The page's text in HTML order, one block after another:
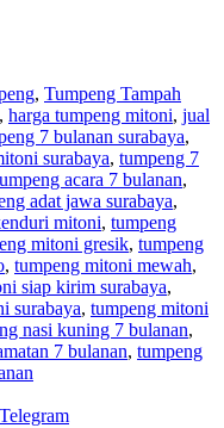
, Tumpeng Tampah
, harga tumpeng mitoni, jual
7 bulanan surabaya,
surabaya, tumpeng 7
acara 7 bulanan,
adat jawa surabaya,
mitoni, tumpeng
mitoni gresik, tumpeng
, tumpeng mitoni mewah,
siap kirim surabaya,
surabaya, tumpeng mitoni
nasi kuning 7 bulanan,
7 bulanan, tumpeng
Telegram